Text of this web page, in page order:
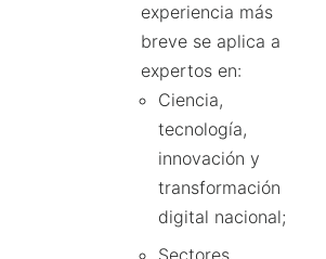
experiencia más
breve se aplica a
expertos en:
Ciencia,
tecnología,
innovación y
transformación
digital nacional;
Sectores